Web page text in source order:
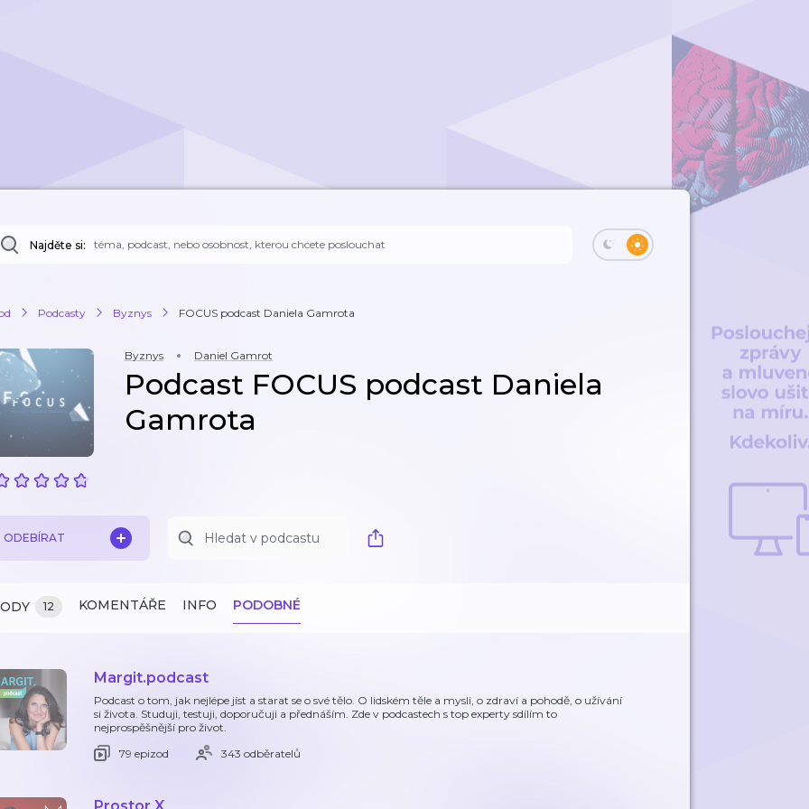
Najděte si:
Podcasty Byznys FOCUS podcast Daniela Gamrota
Byznys Daniel Gamrot
Podcast FOCUS podcast Daniela
Gamrota
ODEBÍRAT
12 KOMENTÁŘE INFO PODOBNÉ
Margit.podcast
Podcast o tom, jak nejlépe jíst a starat se o své tělo. O lidském těle a mysli, o zdraví a pohodě, o užívání
si života. Studuji, testuji, doporučuji a přednáším. Zde v podcastech s top experty sdílím to
nejprospěšnější pro život.
79 epizod
343 odběratelů